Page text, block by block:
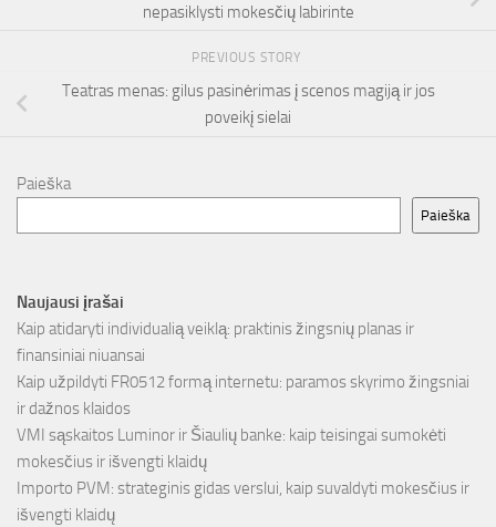
nepasiklysti mokesčių labirinte
PREVIOUS STORY
Teatras menas: gilus pasinėrimas į scenos magiją ir jos
poveikį sielai
Paieška
Paieška
Naujausi įrašai
Kaip atidaryti individualią veiklą: praktinis žingsnių planas ir
finansiniai niuansai
Kaip užpildyti FR0512 formą internetu: paramos skyrimo žingsniai
ir dažnos klaidos
VMI sąskaitos Luminor ir Šiaulių banke: kaip teisingai sumokėti
mokesčius ir išvengti klaidų
Importo PVM: strateginis gidas verslui, kaip suvaldyti mokesčius ir
išvengti klaidų